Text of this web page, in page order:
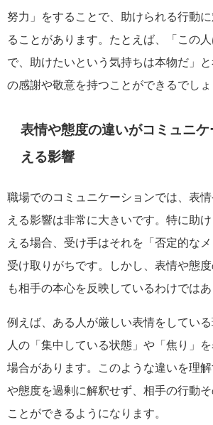
努力」をすることで、助けられる行動
ることがあります。たとえば、「この
で、助けたいという気持ちは本物だ」
の感謝や敬意を持つことができるでしょ
表情や態度の違いがコミュニ
える影響
職場でのコミュニケーションでは、表
える影響は非常に大きいです。特に助
える場合、受け手はそれを「否定的な
受け取りがちです。しかし、表情や態度
も相手の本心を反映しているわけではあ
例えば、ある人が厳しい表情をしてい
人の「集中している状態」や「焦り」
場合があります。このような違いを理
や態度を過剰に解釈せず、相手の行動
ことができるようになります。